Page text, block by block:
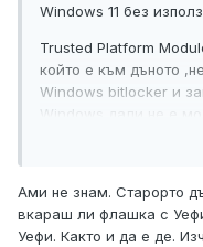
Windows 11 без
Trusted Platform
който е към дъното
Windows bitlocker и
Windows дали не е
Ами не знам. Старорто
вкараш ли флашка с
Уефи. Както и да е де.